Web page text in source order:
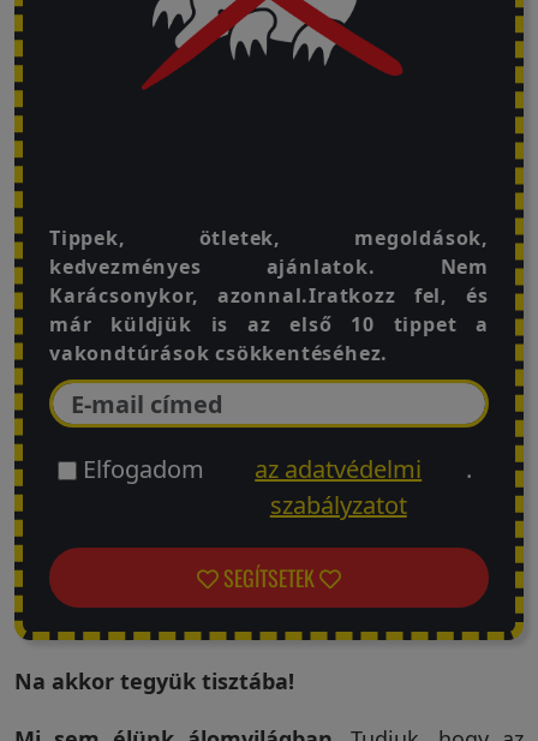
Tippek, ötletek, megoldások,
kedvezményes ajánlatok. Nem
Karácsonykor, azonnal.Iratkozz fel, és
már küldjük is az első 10 tippet a
vakondtúrások csökkentéséhez.
Elfogadom
az adatvédelmi
szabályzatot
.
SEGÍTSETEK
Na akkor tegyük tisztába!